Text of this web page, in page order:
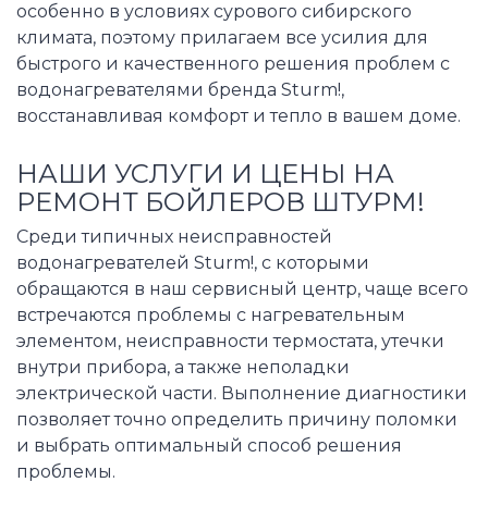
особенно в условиях сурового сибирского
климата, поэтому прилагаем все усилия для
быстрого и качественного решения проблем с
водонагревателями бренда Sturm!,
восстанавливая комфорт и тепло в вашем доме.
НАШИ УСЛУГИ И ЦЕНЫ НА
РЕМОНТ БОЙЛЕРОВ ШТУРМ!
Среди типичных неисправностей
водонагревателей Sturm!, с которыми
обращаются в наш сервисный центр, чаще всего
встречаются проблемы с нагревательным
элементом, неисправности термостата, утечки
внутри прибора, а также неполадки
электрической части. Выполнение диагностики
позволяет точно определить причину поломки
и выбрать оптимальный способ решения
проблемы.